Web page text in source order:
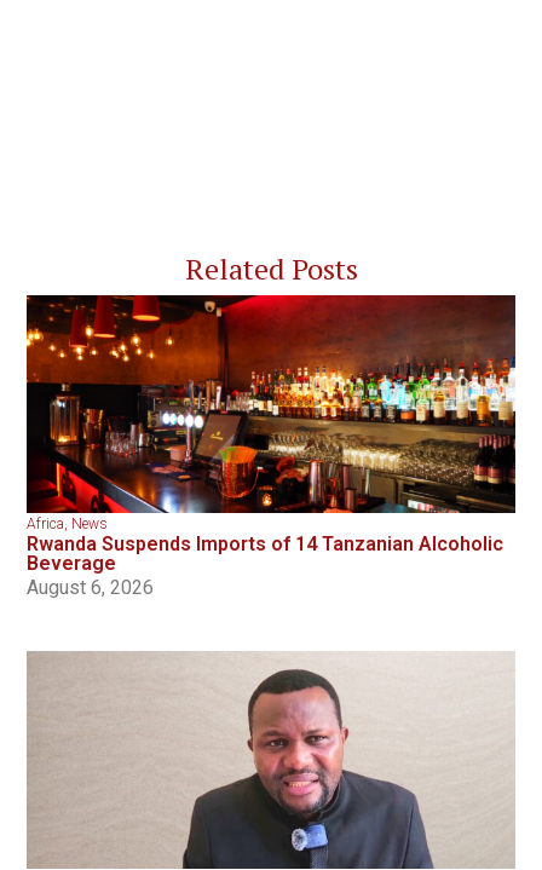
Related Posts
Africa, News
Rwanda Suspends Imports of 14 Tanzanian Alcoholic
Beverage
August 6, 2026